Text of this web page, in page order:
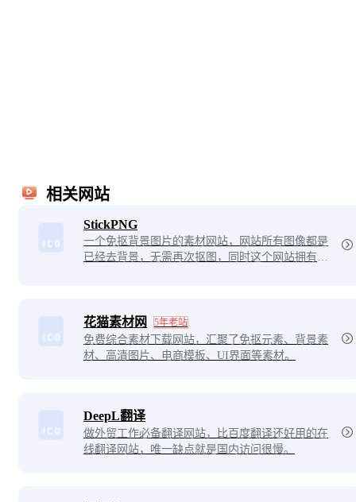
相关网站
StickPNG
一个免抠背景图片的素材网站，网站所有图像都是
已经去背景，无需再次抠图，同时这个网站拥有多
花猫素材网 5年老站
免费综合素材下载网站，汇聚了免抠元素、背景素
材、高清图片、电商模板、UI界面等素材。
DeepL翻译
做外贸工作必备翻译网站，比百度翻译还好用的在
线翻译网站，唯一缺点就是国内访问很慢。